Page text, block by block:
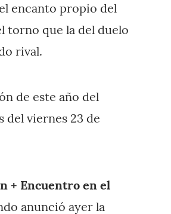
encanto propio del
torno que la del duelo
rival.
de este año del
del viernes 23 de
+ Encuentro en el
anunció ayer la